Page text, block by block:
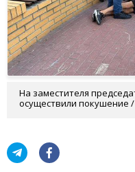
На заместителя
осуществили покушение